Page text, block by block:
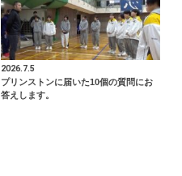
2026.7.5
プリンストンに届いた10個の質問にお
答えします。